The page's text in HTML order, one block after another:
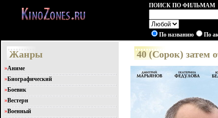
ПОИСК ПО ФИЛЬМАМ
По названию По
Жанры
»Аниме
»Биографический
»Боевик
»Вестерн
»Военный
40 (Сорок) затем